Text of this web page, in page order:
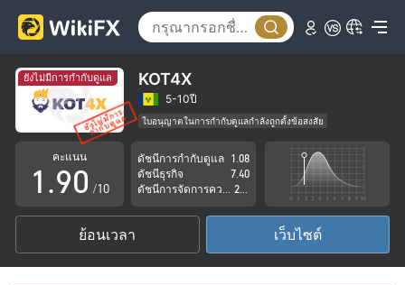
ยังไม่มีการกำกับดูแล KOT4X
5-10ปี
ใบอนุญาตในการกำกับดูแลกำลังถูกตั้งข้อสงสัย
กลุ่มธุรกิจที่ต้องสงสัย
ระวังความเสี่ยงอันตรายที่อาจจะซ่อนอยู่
คะแนน
0
1
2
3
.
5
6
7
8
90
1
2
/10
ดัชนีการกำกับดูแล 1.08
ดัชนีธุรกิจ
7.40
ย้อนเวลา เว็บไซต์